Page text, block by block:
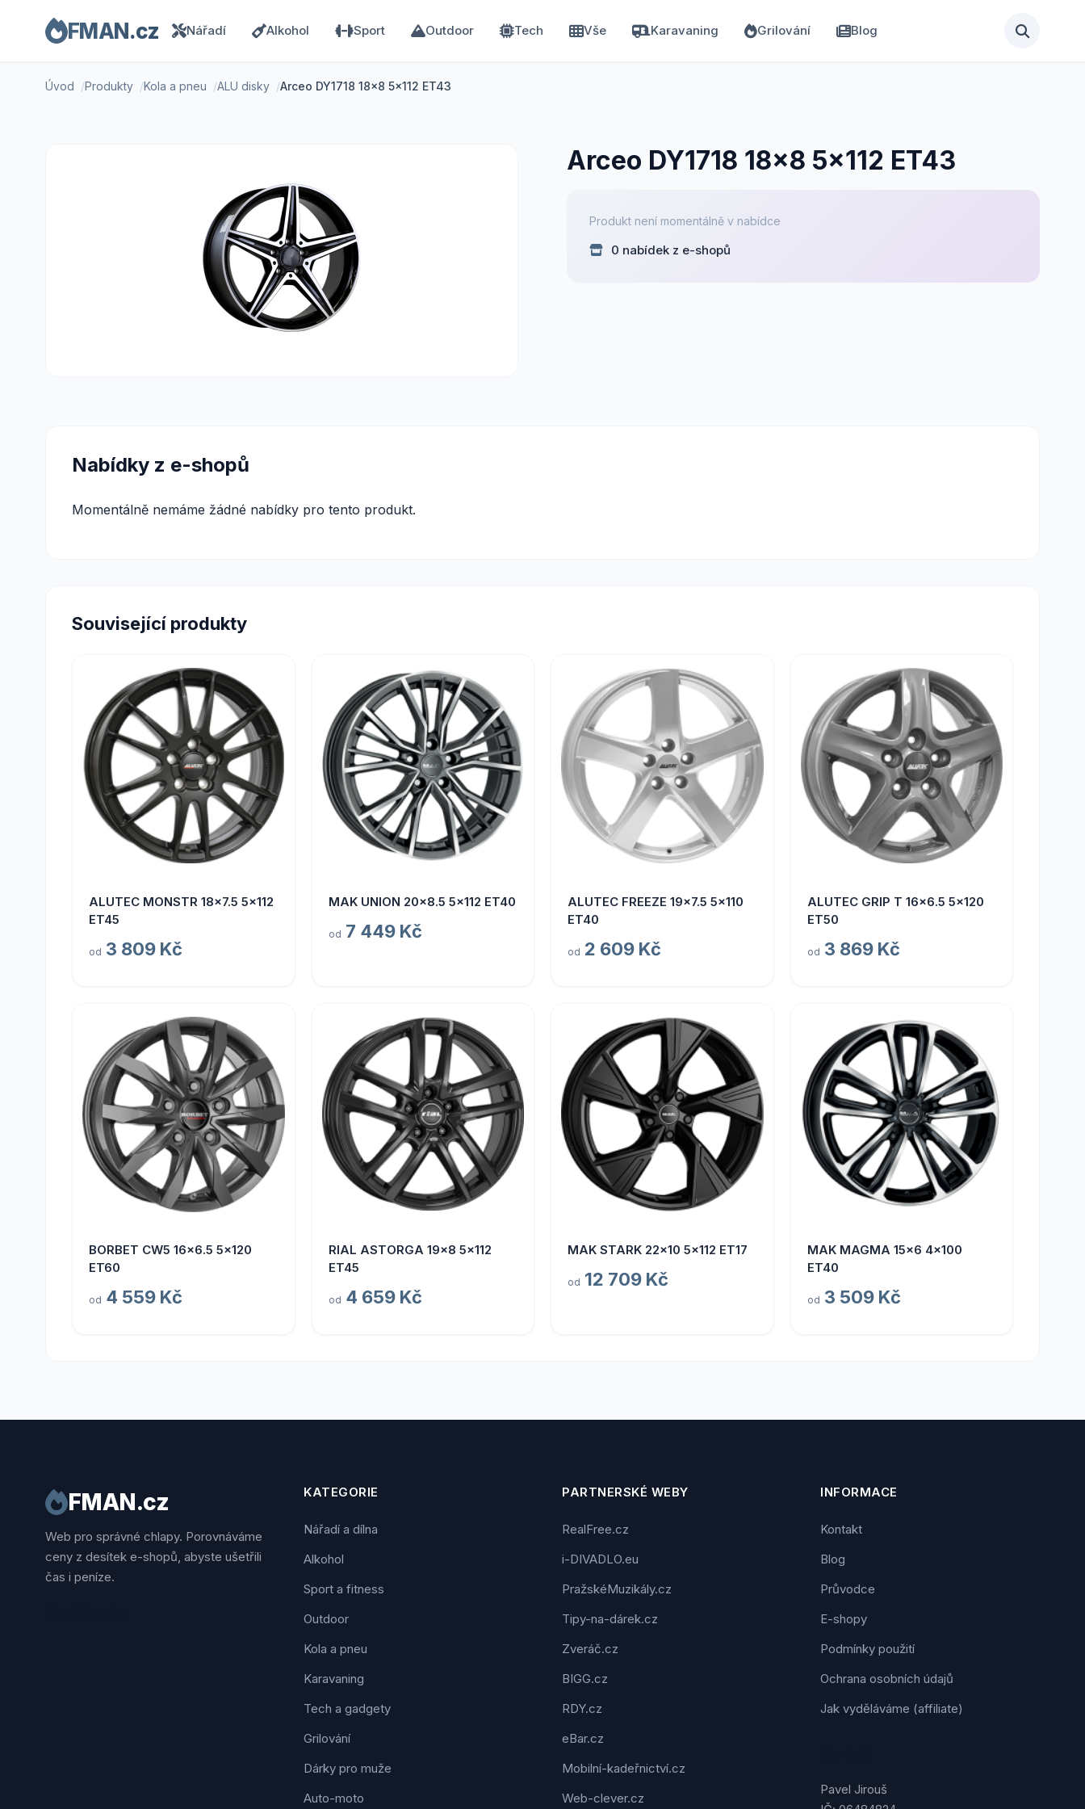
FMAN.cz Nářadí Alkohol Sport Outdoor Tech Vše Karavaning Grilování Blog
Úvod Produkty Kola a pneu ALU disky Arceo DY1718 18x8 5x112 ET43
Arceo DY1718 18x8 5x112 ET43
Produkt není momentálně v nabídce
0 nabídek z e-shopů
Nabídky z e-shopů
Momentálně nemáme žádné nabídky pro tento produkt.
Související produkty
ALUTEC MONSTR 18x7.5 5x112
ET45
od 3 809 Kč
MAK UNION 20x8.5 5x112 ET40
od 7 449 Kč
ALUTEC FREEZE 19x7.5 5x110
ET40
od 2 609 Kč
ALUTEC GRIP T 16x6.5 5x120
ET50
od 3 869 Kč
BORBET CW5 16x6.5 5x120
ET60
od 4 559 Kč
RIAL ASTORGA 19x8 5x112
ET45
od 4 659 Kč
MAK STARK 22x10 5x112 ET17
od 12 709 Kč
MAK MAGMA 15x6 4x100
ET40
od 3 509 Kč
FMAN.cz
Web pro správné chlapy. Porovnáváme
ceny z desítek e-shopů, abyste ušetřili
čas i peníze.
KATEGORIE
Nářadí a dílna
Alkohol
Sport a fitness
Outdoor
Kola a pneu
Karavaning
Tech a gadgety
Grilování
Dárky pro muže
Auto-moto
PARTNERSKÉ WEBY
RealFree.cz
i-DIVADLO.eu
PražskéMuzikály.cz
Tipy-na-dárek.cz
Zveráč.cz
BIGG.cz
RDY.cz
eBar.cz
Mobilní-kadeřnictví.cz
Web-clever.cz
INFORMACE
Kontakt
Blog
Průvodce
E-shopy
Podmínky použití
Ochrana osobních údajů
Jak vyděláváme (affiliate)
Pavel Jirouš